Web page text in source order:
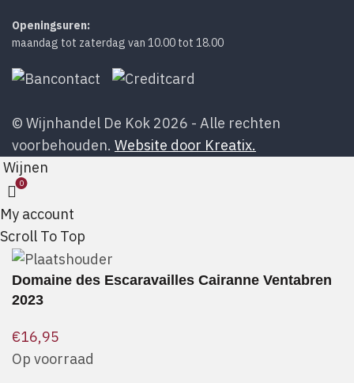
Openingsuren:
maandag tot zaterdag van 10.00 tot 18.00
© Wijnhandel De Kok 2026 - Alle rechten
voorbehouden. Website door Kreatix.
Wijnen
0
My account
Scroll To Top
Domaine des Escaravailles Cairanne Ventabren
2023
€16,95
Op voorraad